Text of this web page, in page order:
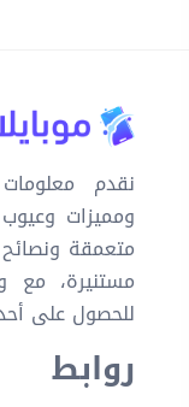
نقدم
ومميزات
متعمقة
مستنيرة، مع
للحصول على
روابط